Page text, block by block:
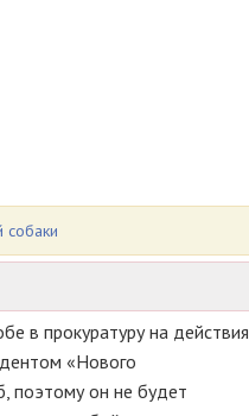
в прокуратуру на действия
«Нового
поэтому он не будет